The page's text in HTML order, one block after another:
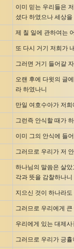
이미 믿는 우리들은
셨다 하였으나 세상
제 칠 일에 관하여는
또 다시 거기 저희가
그러면 거기 들어갈
오랜 후에 다윗의 글
라 하였나니
만일 여호수아가 저
그런즉 안식할 때가
이미 그의 안식에 들
그러므로 우리가 저
하나님의 말씀은 살
각과 뜻을 감찰하나니
지으신 것이 하나라
그러므로 우리에게
우리에게 있는 대제
그러므로 우리가 긍